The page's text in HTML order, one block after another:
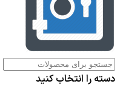
دسته را انتخاب کنید